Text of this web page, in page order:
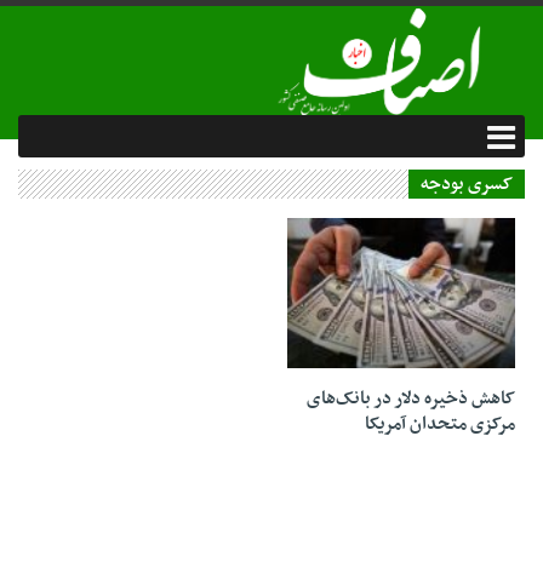
کسری بودجه
24 بهمن 1402
کاهش ذخیره دلار در بانک‌های
مرکزی متحدان آمریکا